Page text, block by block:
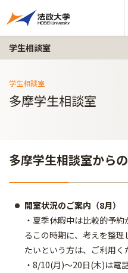
学生相談室
学生相談室
多摩学生相談室
多摩学生相談室から
開室状況のご案内（8月）
・夏季休暇中は比較的予
るこの時期に、考えを整
たいという方は、ご利用く
・8/10(月)～20日(木)は電